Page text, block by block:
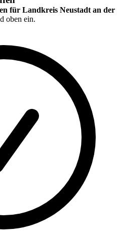
für Landkreis Neustadt an der
oben ein.